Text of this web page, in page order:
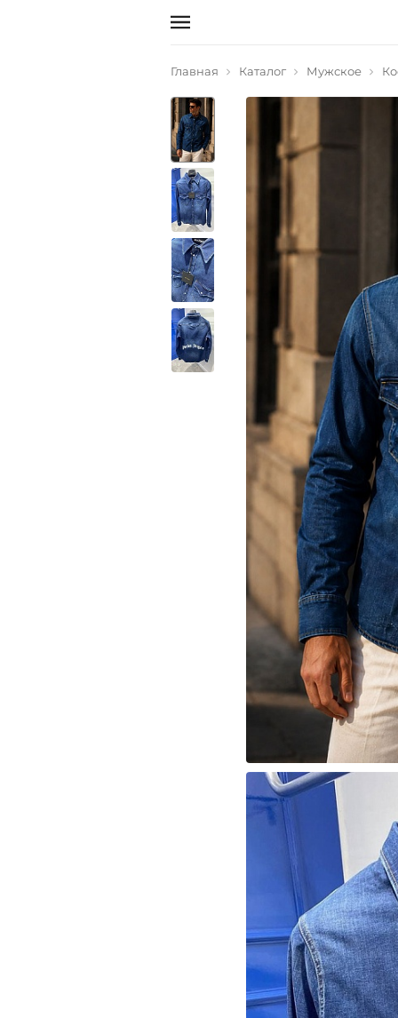
Главная Каталог Мужское